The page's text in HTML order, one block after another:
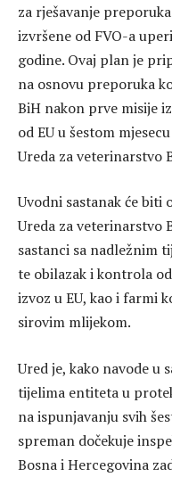
za rješavanje
izvršene od FVO-a
godine. Ovaj plan je
na osnovu preporuka
BiH nakon prve misije
od EU u šestom
Ureda za veterinarstvo
Uvodni sastanak će biti
Ureda za veterinarstvo
sastanci sa nadležnim
te obilazak i kontrola
izvoz u EU, kao i farmi
sirovim mlijekom.
Ured je, kako navode u
tijelima entiteta u
na ispunjavanju svih
spreman dočekuje
Bosna i Hercegovina